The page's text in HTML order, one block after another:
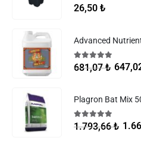
5.005
26,50 ₺
Advanced
5.005
681,07₺
Plagron Bat Mix
5.005
1.793,66₺